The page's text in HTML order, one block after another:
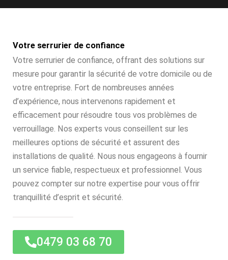
Votre serrurier de confiance
Votre serrurier de confiance, offrant des solutions sur
mesure pour garantir la sécurité de votre domicile ou de
votre entreprise. Fort de nombreuses années
d’expérience, nous intervenons rapidement et
efficacement pour résoudre tous vos problèmes de
verrouillage. Nos experts vous conseillent sur les
meilleures options de sécurité et assurent des
installations de qualité. Nous nous engageons à fournir
un service fiable, respectueux et professionnel. Vous
pouvez compter sur notre expertise pour vous offrir
tranquillité d’esprit et sécurité.
0479 03 68 70